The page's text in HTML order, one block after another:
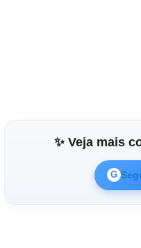
✨ Veja mais
G